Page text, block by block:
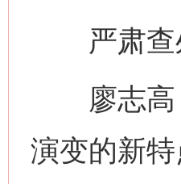
严肃查处
廖志高：
演变的新